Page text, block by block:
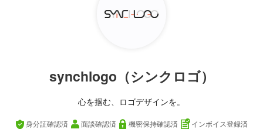
synchlogo（シンクロゴ）
心を掴む、ロゴデザインを。
身分証確認済 面談確認済 機密保持確認済 インボイス登録済